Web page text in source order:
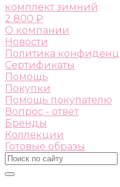
комплект зимний
2 800 ₽
О компании
Новости
Политика
Сертификаты
Помощь
Покупки
Помощь покупателю
Вопрос - ответ
Бренды
Коллекции
Готовые образы